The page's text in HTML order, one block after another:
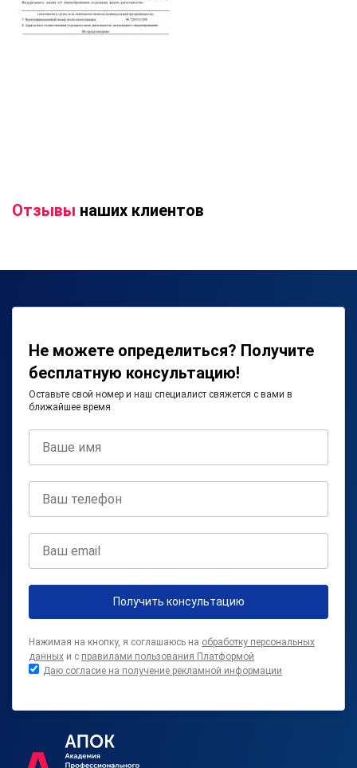
Отзывы наших клиентов
Не можете определиться? Получите
бесплатную консультацию!
Оставьте свой номер и наш специалист свяжется с вами в
ближайшее время
Получить консультацию
Нажимая на кнопку, я соглашаюсь на обработку персональных
данных и с правилами пользования Платформой
Даю согласие на получение рекламной информации